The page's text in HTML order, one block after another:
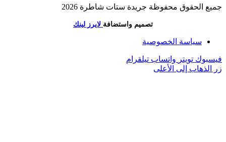
جميع الحقوق محفوظة جريدة ستات شاطرة 2026
تصميم واستضافة لايرز لينك
سياسة الخصوصية
فيسبوك تويتر واتساب تيلقرام
زر الذهاب إلى الأعلى